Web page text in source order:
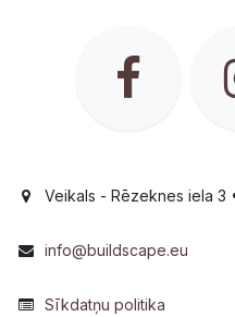
Veikals - Rēzeknes iela 3
info@buildscape.eu
Sīkdatņu politika